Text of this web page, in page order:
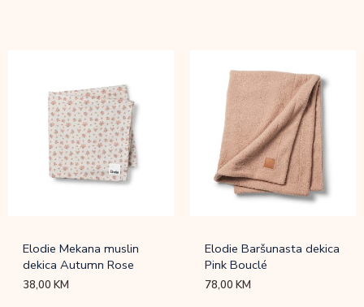
Elodie Mekana muslin
dekica Autumn Rose
38,00KM
Elodie Baršunasta dekica
Pink Bouclé
78,00KM